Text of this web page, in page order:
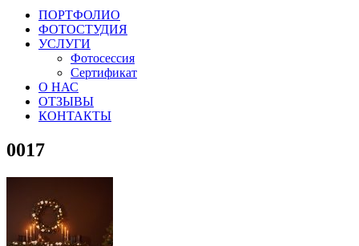
ПОРТФОЛИО
ФОТОСТУДИЯ
УСЛУГИ
Фотосессия
Сертификат
О НАС
ОТЗЫВЫ
КОНТАКТЫ
0017